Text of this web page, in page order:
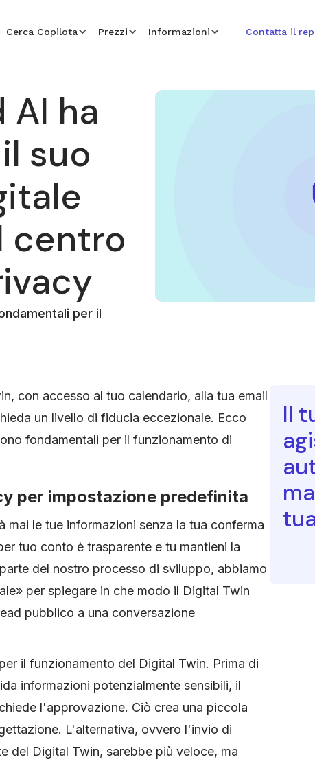
Cerca Copilota Prezzi Informazioni Contatta il
AI ha
suo
centro
per il
con accesso al tuo calendario, alla tua email
un livello di fiducia eccezionale. Ecco
fondamentali per il funzionamento di
per impostazione predefinita
mai le tue informazioni senza la tua conferma
tuo conto è trasparente e tu mantieni la
del nostro processo di sviluppo, abbiamo
per spiegare in che modo il Digital Twin
pubblico a una conversazione
il funzionamento del Digital Twin. Prima di
informazioni potenzialmente sensibili, il
l'approvazione. Ciò crea una piccola
L'alternativa, ovvero l'invio di
del Digital Twin, sarebbe più veloce, ma
Il